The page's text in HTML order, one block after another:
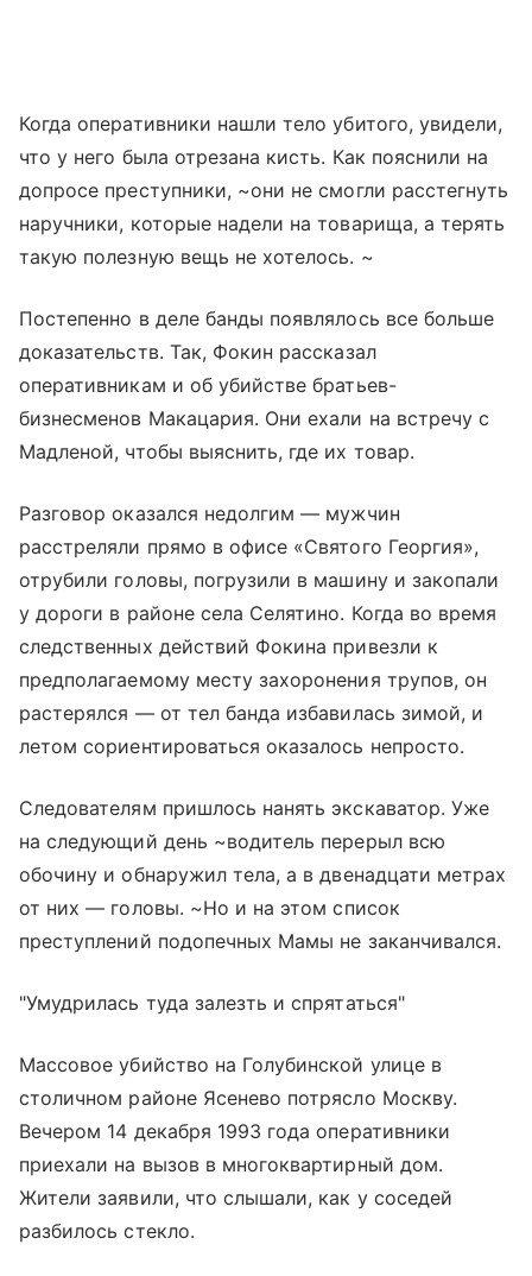
Когда оперативники нашли тело убитого, увидели,
что у него была отрезана кисть. Как пояснили на
допросе преступники, ~они не смогли расстегнуть
наручники, которые надели на товарища, а терять
такую полезную вещь не хотелось. ~
Постепенно в деле банды появлялось все больше
доказательств. Так, Фокин рассказал
оперативникам и об убийстве братьев-
бизнесменов Макацария. Они ехали на встречу с
Мадленой, чтобы выяснить, где их товар.
Разговор оказался недолгим — мужчин
расстреляли прямо в офисе «Святого Георгия»,
отрубили головы, погрузили в машину и закопали
у дороги в районе села Селятино. Когда во время
следственных действий Фокина привезли к
предполагаемому месту захоронения трупов, он
растерялся — от тел банда избавилась зимой, и
летом сориентироваться оказалось непросто.
Следователям пришлось нанять экскаватор. Уже
на следующий день ~водитель перерыл всю
обочину и обнаружил тела, а в двенадцати метрах
от них — головы. ~Но и на этом список
преступлений подопечных Мамы не заканчивался.
"Умудрилась туда залезть и спрятаться"
Массовое убийство на Голубинской улице в
столичном районе Ясенево потрясло Москву.
Вечером 14 декабря 1993 года оперативники
приехали на вызов в многоквартирный дом.
Жители заявили, что слышали, как у соседей
разбилось стекло.